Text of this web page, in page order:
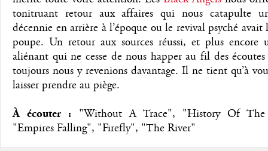
tonitruant retour aux affaires qui nous catapulte
décennie en arrière à l’époque ou le revival psyché avait
poupe. Un retour aux sources réussi, et plus encore
aliénant qui ne cesse de nous happer au fil des
toujours nous y revenions davantage. Il ne tient qu’à
laisser prendre au piège.
À écouter : "Without A Trace", "History Of The
"Empires Falling", "Firefly", "The River"